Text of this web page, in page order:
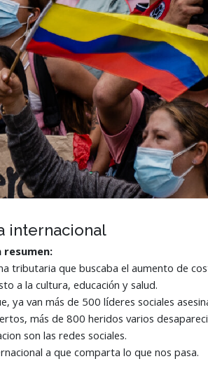
internacional
tributaria que buscaba el aumento de
a la cultura, educación y salud.
ya van más de 500 líderes sociales
más de 800 heridos varios
son las redes sociales.
a que comparta lo que nos pasa.